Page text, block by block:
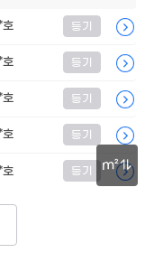
m²
등기
등기
등기
등기
등기